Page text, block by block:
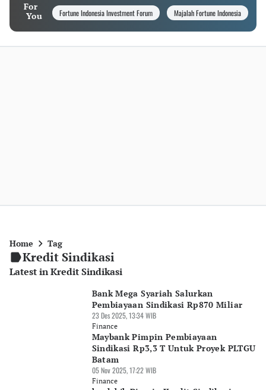
For
You
Fortune Indonesia Investment Forum Majalah Fortune Indonesia
Home Tag
Kredit Sindikasi
Latest in Kredit Sindikasi
Bank Mega Syariah Salurkan
Pembiayaan Sindikasi Rp870 Miliar
23 Des 2025, 13:34 WIB
Finance
Maybank Pimpin Pembiayaan
Sindikasi Rp3,3 T Untuk Proyek PLTGU
Batam
05 Nov 2025, 17:22 WIB
Finance